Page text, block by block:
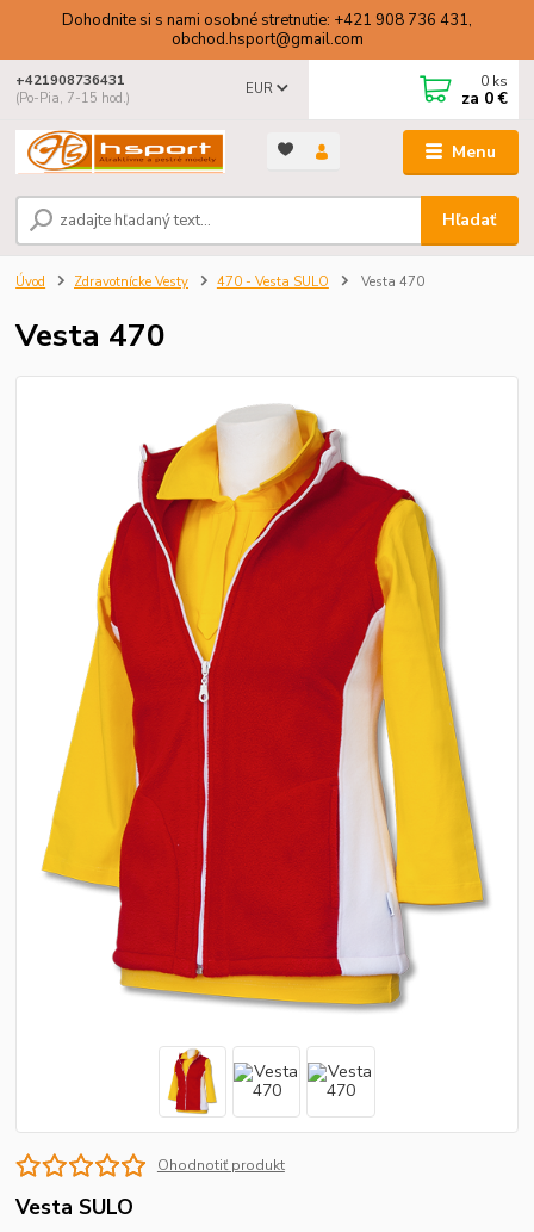
Dohodnite si s nami osobné stretnutie: +421 908 736 431,
obchod.hsport@gmail.com
Menu
EUR
Hľadať
+421908736431
(Po-Pia, 7-15 hod.)
0 ks
za 0 €
Úvod Zdravotnícke Vesty 470 - Vesta SULO Vesta 470
Vesta 470
Ohodnotiť produkt
Vesta SULO